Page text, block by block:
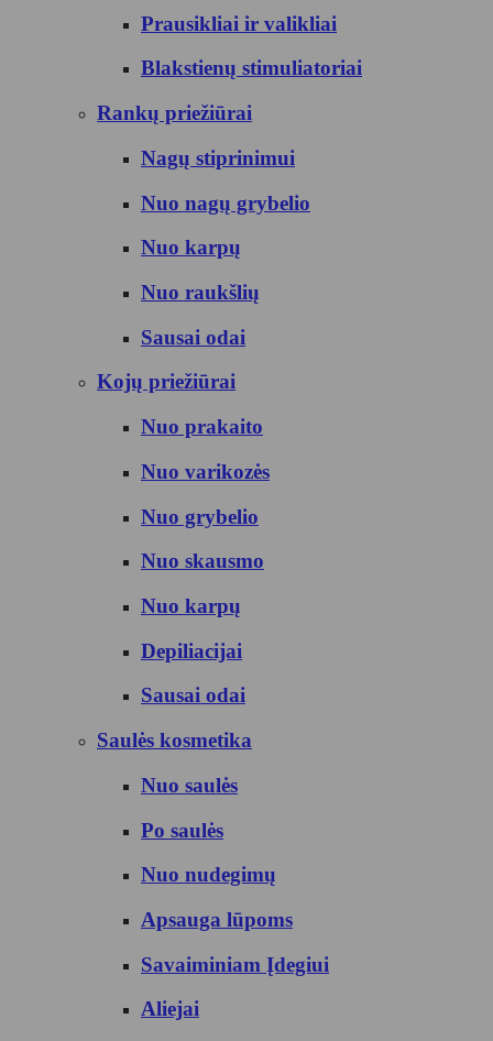
Prausikliai ir valikliai
Blakstienų stimuliatoriai
Rankų priežiūrai
Nagų stiprinimui
Nuo nagų grybelio
Nuo karpų
Nuo raukšlių
Sausai odai
Kojų priežiūrai
Nuo prakaito
Nuo varikozės
Nuo grybelio
Nuo skausmo
Nuo karpų
Depiliacijai
Sausai odai
Saulės kosmetika
Nuo saulės
Po saulės
Nuo nudegimų
Apsauga lūpoms
Savaiminiam Įdegiui
Aliejai